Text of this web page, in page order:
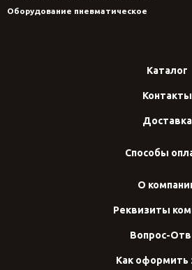
Оборудование пневматическое
Каталог
Контакты
Доставка
Способы
О
Реквизиты
Вопрос-
Как оформить